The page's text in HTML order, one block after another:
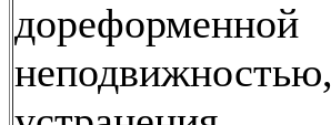
дореформенной
неподвижностью,